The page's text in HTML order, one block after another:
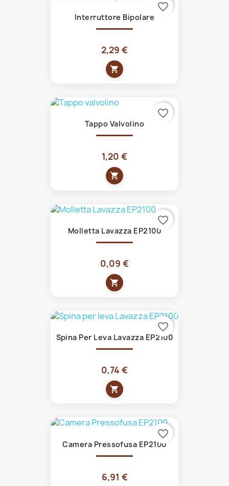
Interruttore Bipolare
2,29 €
shopping_cart
favorite_border
Tappo Valvolino
1,20 €
shopping_cart
favorite_border
Molletta Lavazza EP2100
0,09 €
shopping_cart
favorite_border
Spina Per Leva Lavazza EP2100
0,74 €
shopping_cart
favorite_border
Camera Pressofusa EP2100
6,91 €
favorite_border